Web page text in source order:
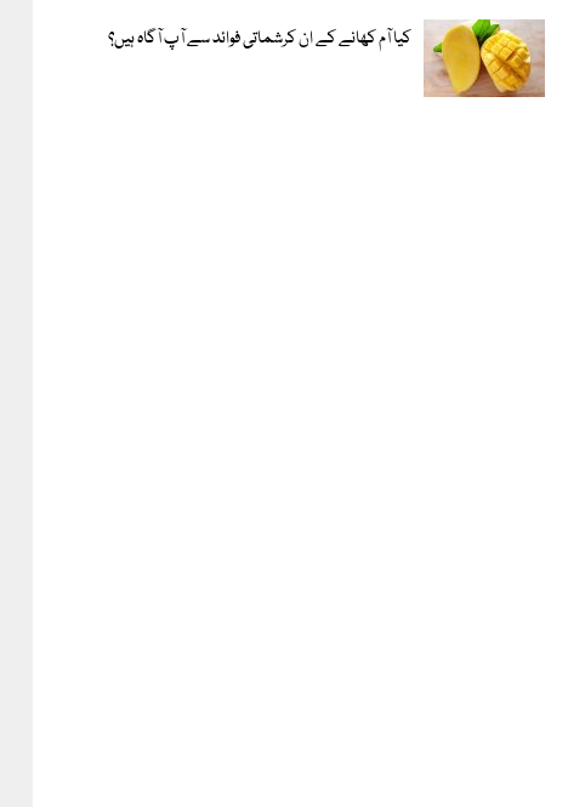
کیا آم کھانے کے ان کرشماتی فوائد سے آپ آگاہ ہیں؟